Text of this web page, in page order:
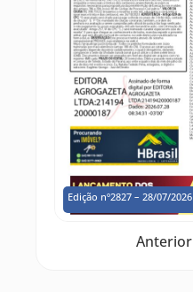
Edição nº2827 – 28/07/2026
Anterior